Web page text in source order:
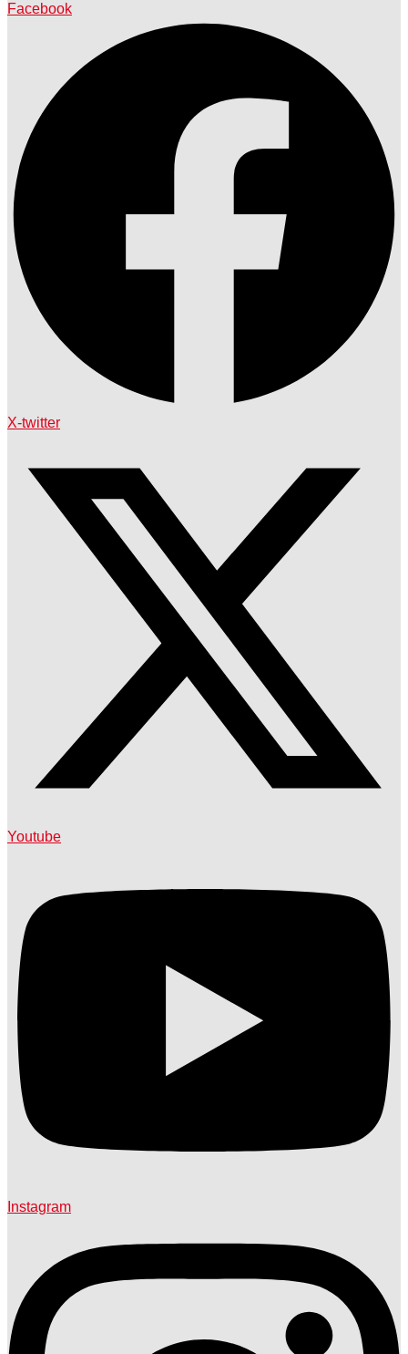
Facebook
X-twitter
Youtube
Instagram